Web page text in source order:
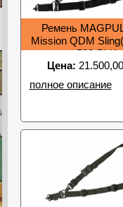
Ремень
Mission QDM
593-BLK
Цена:
полное описание